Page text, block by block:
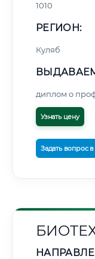
• Маршрут транзита:~2
• Экспресс-доставка
📜 Документы и
1010
РЕГИОН:
Куляб
диплом о
Узнать цену
Задать вопрос